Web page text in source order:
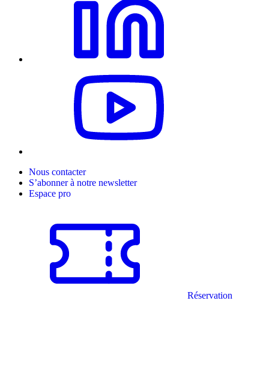
Nous contacter
S’abonner à notre newsletter
Espace pro
Réservation